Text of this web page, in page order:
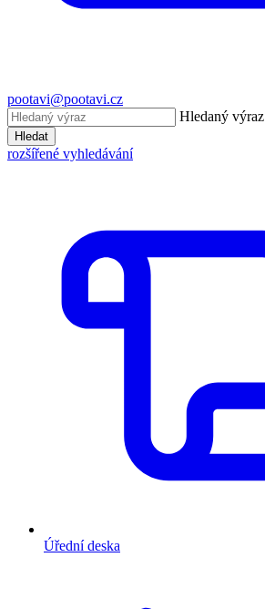
pootavi@pootavi.cz
Hledaný výraz
Hledat
rozšířené vyhledávání
Úřední deska